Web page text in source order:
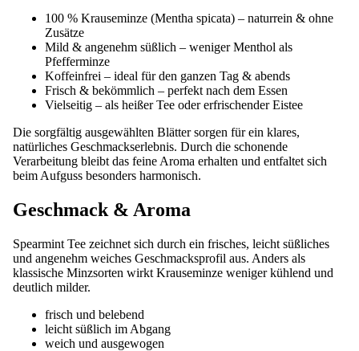
100 % Krauseminze (Mentha spicata) – naturrein & ohne
Zusätze
Mild & angenehm süßlich – weniger Menthol als
Pfefferminze
Koffeinfrei – ideal für den ganzen Tag & abends
Frisch & bekömmlich – perfekt nach dem Essen
Vielseitig – als heißer Tee oder erfrischender Eistee
Die sorgfältig ausgewählten Blätter sorgen für ein klares,
natürliches Geschmackserlebnis. Durch die schonende
Verarbeitung bleibt das feine Aroma erhalten und entfaltet sich
beim Aufguss besonders harmonisch.
Geschmack & Aroma
Spearmint Tee zeichnet sich durch ein frisches, leicht süßliches
und angenehm weiches Geschmacksprofil aus. Anders als
klassische Minzsorten wirkt Krauseminze weniger kühlend und
deutlich milder.
frisch und belebend
leicht süßlich im Abgang
weich und ausgewogen